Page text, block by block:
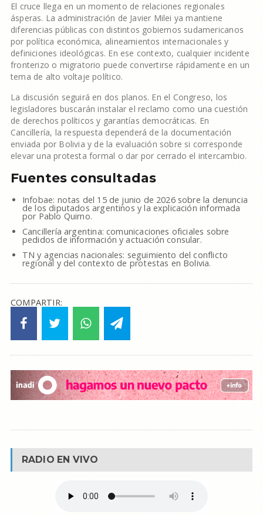
El cruce llega en un momento de relaciones regionales
ásperas. La administración de Javier Milei ya mantiene
diferencias públicas con distintos gobiernos sudamericanos
por política económica, alineamientos internacionales y
definiciones ideológicas. En ese contexto, cualquier incidente
fronterizo o migratorio puede convertirse rápidamente en un
tema de alto voltaje político.
La discusión seguirá en dos planos. En el Congreso, los
legisladores buscarán instalar el reclamo como una cuestión
de derechos políticos y garantías democráticas. En
Cancillería, la respuesta dependerá de la documentación
enviada por Bolivia y de la evaluación sobre si corresponde
elevar una protesta formal o dar por cerrado el intercambio.
Fuentes consultadas
Infobae: notas del 15 de junio de 2026 sobre la denuncia
de los diputados argentinos y la explicación informada
por Pablo Quirno.
Cancillería argentina: comunicaciones oficiales sobre
pedidos de información y actuación consular.
TN y agencias nacionales: seguimiento del conflicto
regional y del contexto de protestas en Bolivia.
COMPARTIR:
RADIO EN VIVO